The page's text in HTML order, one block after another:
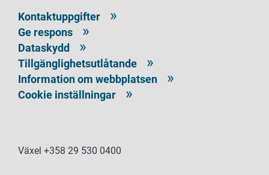
Kontaktuppgifter
Ge respons
Dataskydd
Tillgänglighetsutlåtande
Information om webbplatsen
Cookie inställningar
Växel +358 29 530 0400